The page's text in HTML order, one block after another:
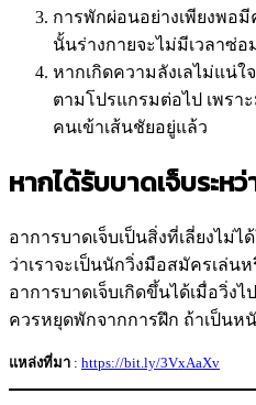
การพักผ่อนอย่างเพียงพอ
นั้นร่างกายจะไม่มีเวลาซ่อ
หากเกิดความลังเลไม่แน่ใ
ตามโปรแกรมต่อไป เพร
คนเข้าเส้นชัยอยู่แล้ว
หากได้รับบาดเจ็บระห
อาการบาดเจ็บเป็นสิ่งที่เลี่ยงไม่
ว่าเราจะเป็นนักวิ่งมือสมัครเล่
อาการบาดเจ็บเกิดขึ้นได้เมื่อวิ่ง
ควรหยุดพักจากการฝึก ถ้าเป็นห
แหล่งที่มา : https://bit.ly/3VxAaXv